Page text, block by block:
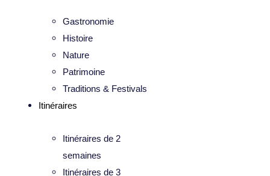
Gastronomie
Histoire
Nature
Patrimoine
Traditions & Festivals
Itinéraires
Itinéraires de 2
semaines
Itinéraires de 3